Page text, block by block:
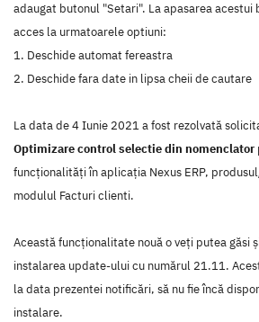
adaugat butonul "Setari". La apasarea acestui
acces la urmatoarele optiuni:
1. Deschide automat fereastra
2. Deschide fara date in lipsa cheii de cautare
La data de 4 Iunie 2021 a fost rezolvată
Optimizare control selectie din nomenclator
funcţionalităţi în aplicaţia Nexus ERP,
modulul Facturi clienti.
Această funcţionalitate nouă o veţi putea găsi
instalarea update-ului cu numărul 21.11.
la data prezentei notificări, să nu fie încă
instalare.